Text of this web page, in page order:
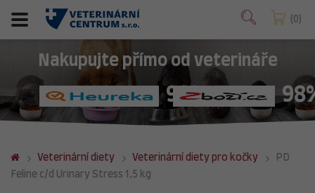
0
Nakupujte přímo od veterináře
98%
Veterinární diety Veterinární diety pro kočky
PD
Feline c/d Urinary Stress 1,5 kg